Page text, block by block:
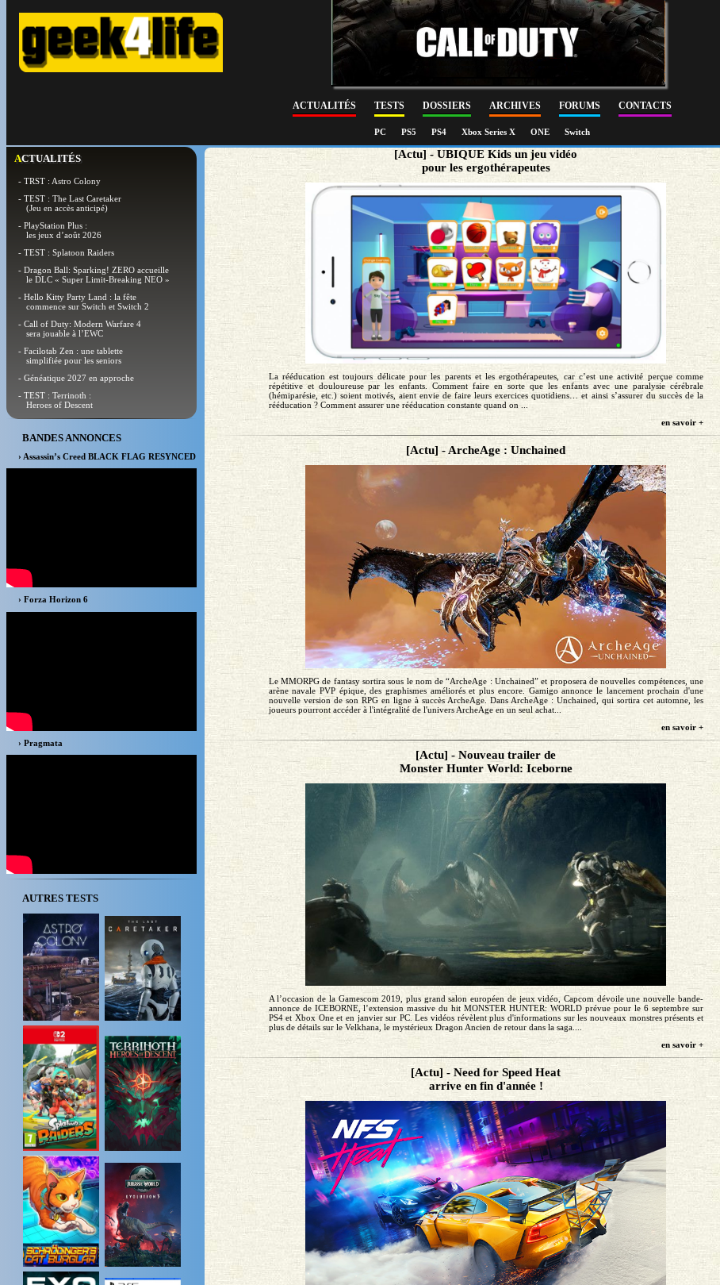
ACTUALITÉS TESTS DOSSIERS ARCHIVES FORUMS CONTACTS
PC PS5 PS4 Xbox Series X ONE Switch
ACTUALITÉS
- TRST : Astro Colony
- TEST : The Last Caretaker
(Jeu en accès anticipé)
- PlayStation Plus :
les jeux d’août 2026
- TEST : Splatoon Raiders
- Dragon Ball: Sparking! ZERO accueille
le DLC « Super Limit-Breaking NEO »
- Hello Kitty Party Land : la fête
commence sur Switch et Switch 2
- Call of Duty: Modern Warfare 4
sera jouable à l’EWC
- Facilotab Zen : une tablette
simplifiée pour les seniors
- Généatique 2027 en approche
- TEST : Terrinoth :
Heroes of Descent
BANDES ANNONCES
› Assassin’s Creed BLACK FLAG RESYNCED
› Forza Horizon 6
› Pragmata
AUTRES TESTS
[Actu] - UBIQUE Kids un jeu vidéo
pour les ergothérapeutes
La rééducation est toujours délicate pour les parents et les ergothérapeutes, car c’est une activité perçue comme
répétitive et douloureuse par les enfants. Comment faire en sorte que les enfants avec une paralysie cérébrale
(hémiparésie, etc.) soient motivés, aient envie de faire leurs exercices quotidiens… et ainsi s’assurer du succès de la
rééducation ? Comment assurer une rééducation constante quand on ...
en savoir +
[Actu] - ArcheAge : Unchained
Le MMORPG de fantasy sortira sous le nom de “ArcheAge : Unchained” et proposera de nouvelles compétences, une
arène navale PVP épique, des graphismes améliorés et plus encore. Gamigo annonce le lancement prochain d'une
nouvelle version de son RPG en ligne à succès ArcheAge. Dans ArcheAge : Unchained, qui sortira cet automne, les
joueurs pourront accéder à l'intégralité de l'univers ArcheAge en un seul achat...
en savoir +
[Actu] - Nouveau trailer de
Monster Hunter World: Iceborne
A l’occasion de la Gamescom 2019, plus grand salon européen de jeux vidéo, Capcom dévoile une nouvelle bande-
annonce de ICEBORNE, l’extension massive du hit MONSTER HUNTER: WORLD prévue pour le 6 septembre sur
PS4 et Xbox One et en janvier sur PC. Les vidéos révèlent plus d'informations sur les nouveaux monstres présents et
plus de détails sur le Velkhana, le mystérieux Dragon Ancien de retour dans la saga....
en savoir +
[Actu] - Need for Speed Heat
arrive en fin d'année !